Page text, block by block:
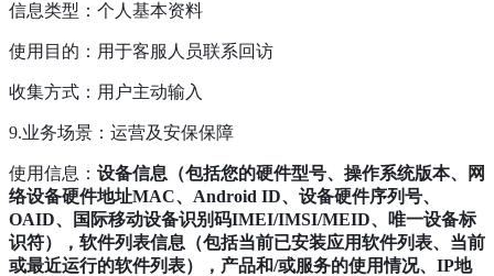
信息类型：个人基本资料
使用目的：用于客服人员联系回访
收集方式：用户主动输入
9.业务场景：运营及安保保障
使用信息： 设备信息（包括您的硬件型号、操作系统版本、网
络设备硬件地址MAC、Android ID、设备硬件序列号、
OAID、国际移动设备识别码IMEI/IMSI/MEID、唯一设备标
识符），软件列表信息（包括当前已安装应用软件列表、当前
或最近运行的软件列表），产品和/或服务的使用情况、IP地